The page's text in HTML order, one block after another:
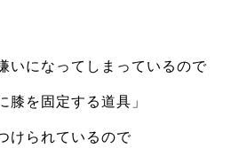
いになってしまっているので
膝を固定する道具」
けられているので